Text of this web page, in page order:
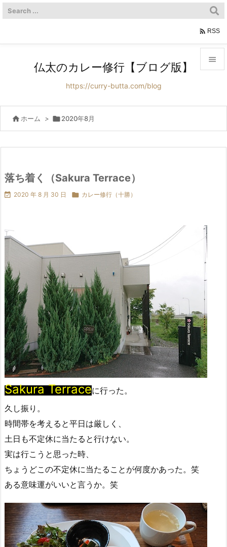



 RSS
仏太のカレー修行【ブログ版】
https://curry-butta.com/blog
 ホーム > 2020年8月
落ち着く（Sakura Terrace）
 2020 年 8 月 30 日  カレー修行（十勝）
Sakura Terraceに行った。
久し振り。
時間帯を考えると平日は厳しく、
土日も不定休に当たると行けない。
実は行こうと思った時、
ちょうどこの不定休に当たることが何度かあった。笑
ある意味運がいいと言うか。笑